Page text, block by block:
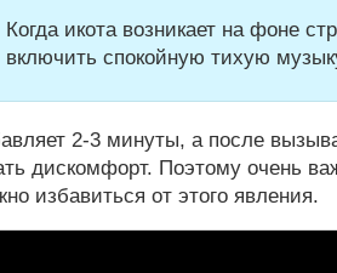
Когда икота возникает на фоне
включить спокойную тихую
2-3 минуты, а после
дискомфорт. Поэтому очень
избавиться от этого явления.